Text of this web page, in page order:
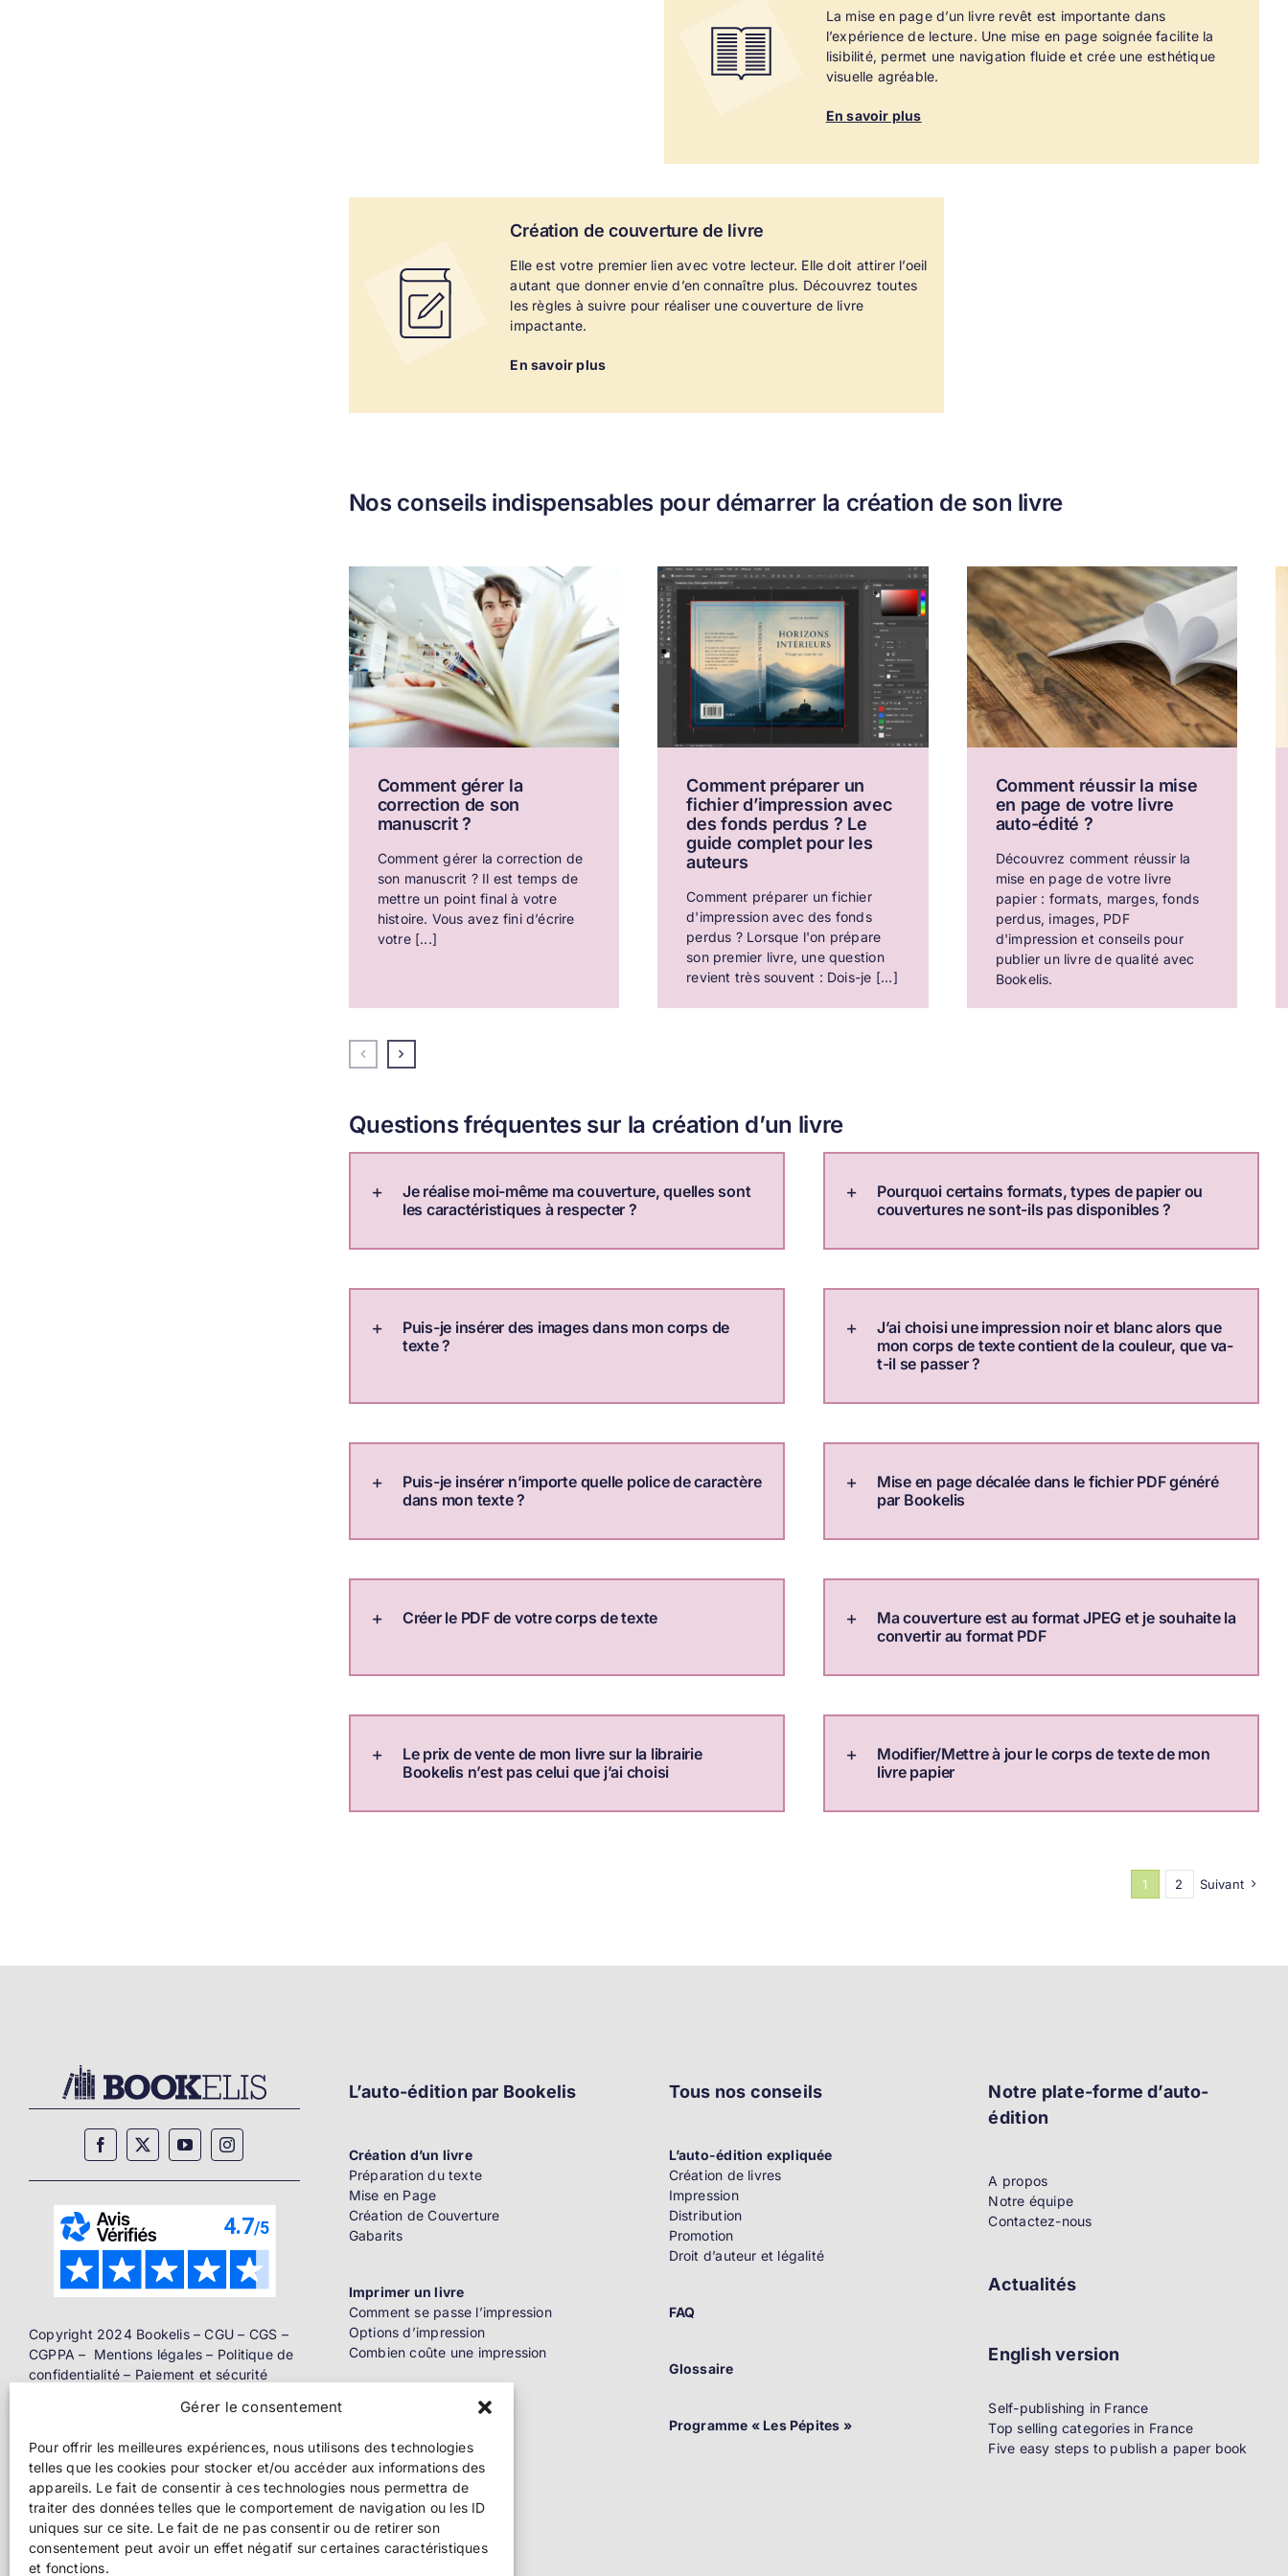
Gérer le consentement
Pour offrir les meilleures expériences, nous utilisons des technologies
telles que les cookies pour stocker et/ou accéder aux informations des
appareils. Le fait de consentir à ces technologies nous permettra de
traiter des données telles que le comportement de navigation ou les ID
uniques sur ce site. Le fait de ne pas consentir ou de retirer son
consentement peut avoir un effet négatif sur certaines caractéristiques
et fonctions.
La mise en page d’un livre revêt est importante dans
l’expérience de lecture. Une mise en page soignée facilite la
lisibilité, permet une navigation fluide et crée une esthétique
visuelle agréable.
En savoir plus
Création de couverture de livre
Elle est votre premier lien avec votre lecteur. Elle doit attirer l’oeil
autant que donner envie d’en connaître plus. Découvrez toutes
les règles à suivre pour réaliser une couverture de livre
impactante.
En savoir plus
Nos conseils indispensables pour démarrer la création de son livre
Comment gérer la
correction de son
manuscrit ?
Comment gérer la correction de
son manuscrit ? Il est temps de
mettre un point final à votre
histoire. Vous avez fini d’écrire
votre [...]
Comment préparer un
fichier d’impression avec
des fonds perdus ? Le
guide complet pour les
auteurs
Comment préparer un fichier
d'impression avec des fonds
perdus ? Lorsque l'on prépare
son premier livre, une question
revient très souvent : Dois-je [...]
Comment réussir la mise
en page de votre livre
auto-édité ?
Découvrez comment réussir la
mise en page de votre livre
papier : formats, marges, fonds
perdus, images, PDF
d'impression et conseils pour
publier un livre de qualité avec
Bookelis.
Questions fréquentes sur la création d’un livre
Je réalise moi-même ma couverture, quelles sont
les caractéristiques à respecter ?
Pourquoi certains formats, types de papier ou
couvertures ne sont-ils pas disponibles ?
Puis-je insérer des images dans mon corps de
texte ?
J’ai choisi une impression noir et blanc alors que
mon corps de texte contient de la couleur, que va-
t-il se passer ?
Puis-je insérer n’importe quelle police de caractère
dans mon texte ?
Mise en page décalée dans le fichier PDF généré
par Bookelis
Créer le PDF de votre corps de texte
Ma couverture est au format JPEG et je souhaite la
convertir au format PDF
Le prix de vente de mon livre sur la librairie
Bookelis n’est pas celui que j’ai choisi
Modifier/Mettre à jour le corps de texte de mon
livre papier
1 2 Suivant
Copyright 2024 Bookelis –CGU – CGS –
CGPPA – Mentions légales – Politique de
confidentialité – Paiement et sécurité
L’auto-édition par Bookelis
Création d’un livre
Préparation du texte
Mise en Page
Création de Couverture
Gabarits
Imprimer un livre
Comment se passe l’impression
Options d’impression
Combien coûte une impression
Livre papier
Ebook
Pros de l’édition
Tous nos conseils
L’auto-édition expliquée
Création de livres
Impression
Distribution
Promotion
Droit d’auteur et légalité
FAQ
Glossaire
Programme « Les Pépites »
Notre plate-forme d’auto-
édition
A propos
Notre équipe
Contactez-nous
Actualités
English version
Self-publishing in France
Top selling categories in France
Five easy steps to publish a paper book